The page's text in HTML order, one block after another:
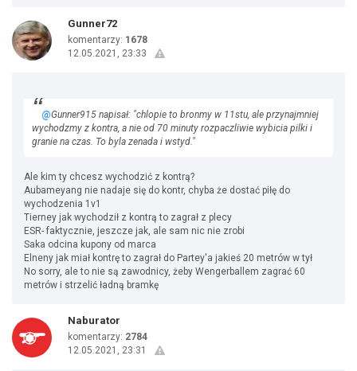
Gunner72
komentarzy: 1678
12.05.2021, 23:33
@Gunner915 napisał: "chlopie to bronmy w 11stu, ale przynajmniej
wychodzmy z kontra, a nie od 70 minuty rozpaczliwie wybicia pilki i
granie na czas. To byla zenada i wstyd."
Ale kim ty chcesz wychodzić z kontrą?
Aubameyang nie nadaje się do kontr, chyba że dostać piłę do
wychodzenia 1v1
Tierney jak wychodził z kontrą to zagrał z plecy
ESR- faktycznie, jeszcze jak, ale sam nic nie zrobi
Saka odcina kupony od marca
Elneny jak miał kontrę to zagrał do Partey'a jakieś 20 metrów w tył
No sorry, ale to nie są zawodnicy, żeby Wengerballem zagrać 60
metrów i strzelić ładną bramkę
Naburator
komentarzy: 2784
12.05.2021, 23:31